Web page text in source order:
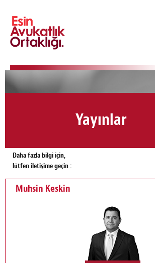
Yayınlar
Daha fazla bilgi için,
lütfen iletişime geçin :
Muhsin Keskin